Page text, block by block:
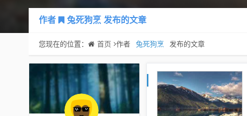
作者 兔死狗烹 发布的文章
您现在的位置： 首页 作者 兔死狗烹 发布的文章